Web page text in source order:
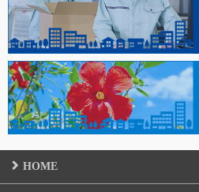
HOME